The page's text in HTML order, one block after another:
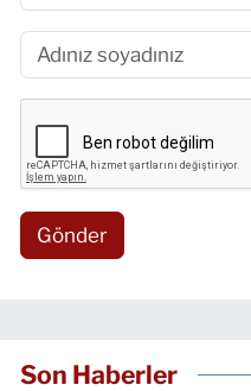
Gönder
Son Haberler